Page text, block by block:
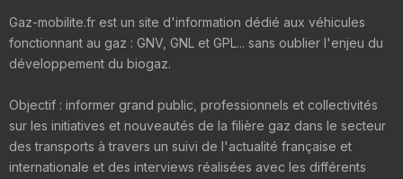
Gaz-mobilite.fr est un site d'information dédié aux véhicules
fonctionnant au gaz : GNV, GNL et GPL... sans oublier l'enjeu du
développement du biogaz.
Objectif : informer grand public, professionnels et collectivités
sur les initiatives et nouveautés de la filière gaz dans le secteur
des transports à travers un suivi de l'actualité française et
internationale et des interviews réalisées avec les différents